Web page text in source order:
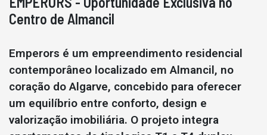
Centro de Almancil
Emperors é um empreendimento residencial
contemporâneo localizado em Almancil, no
coração do Algarve, concebido para oferecer
um equilíbrio entre conforto, design e
valorização imobiliária. O projeto integra